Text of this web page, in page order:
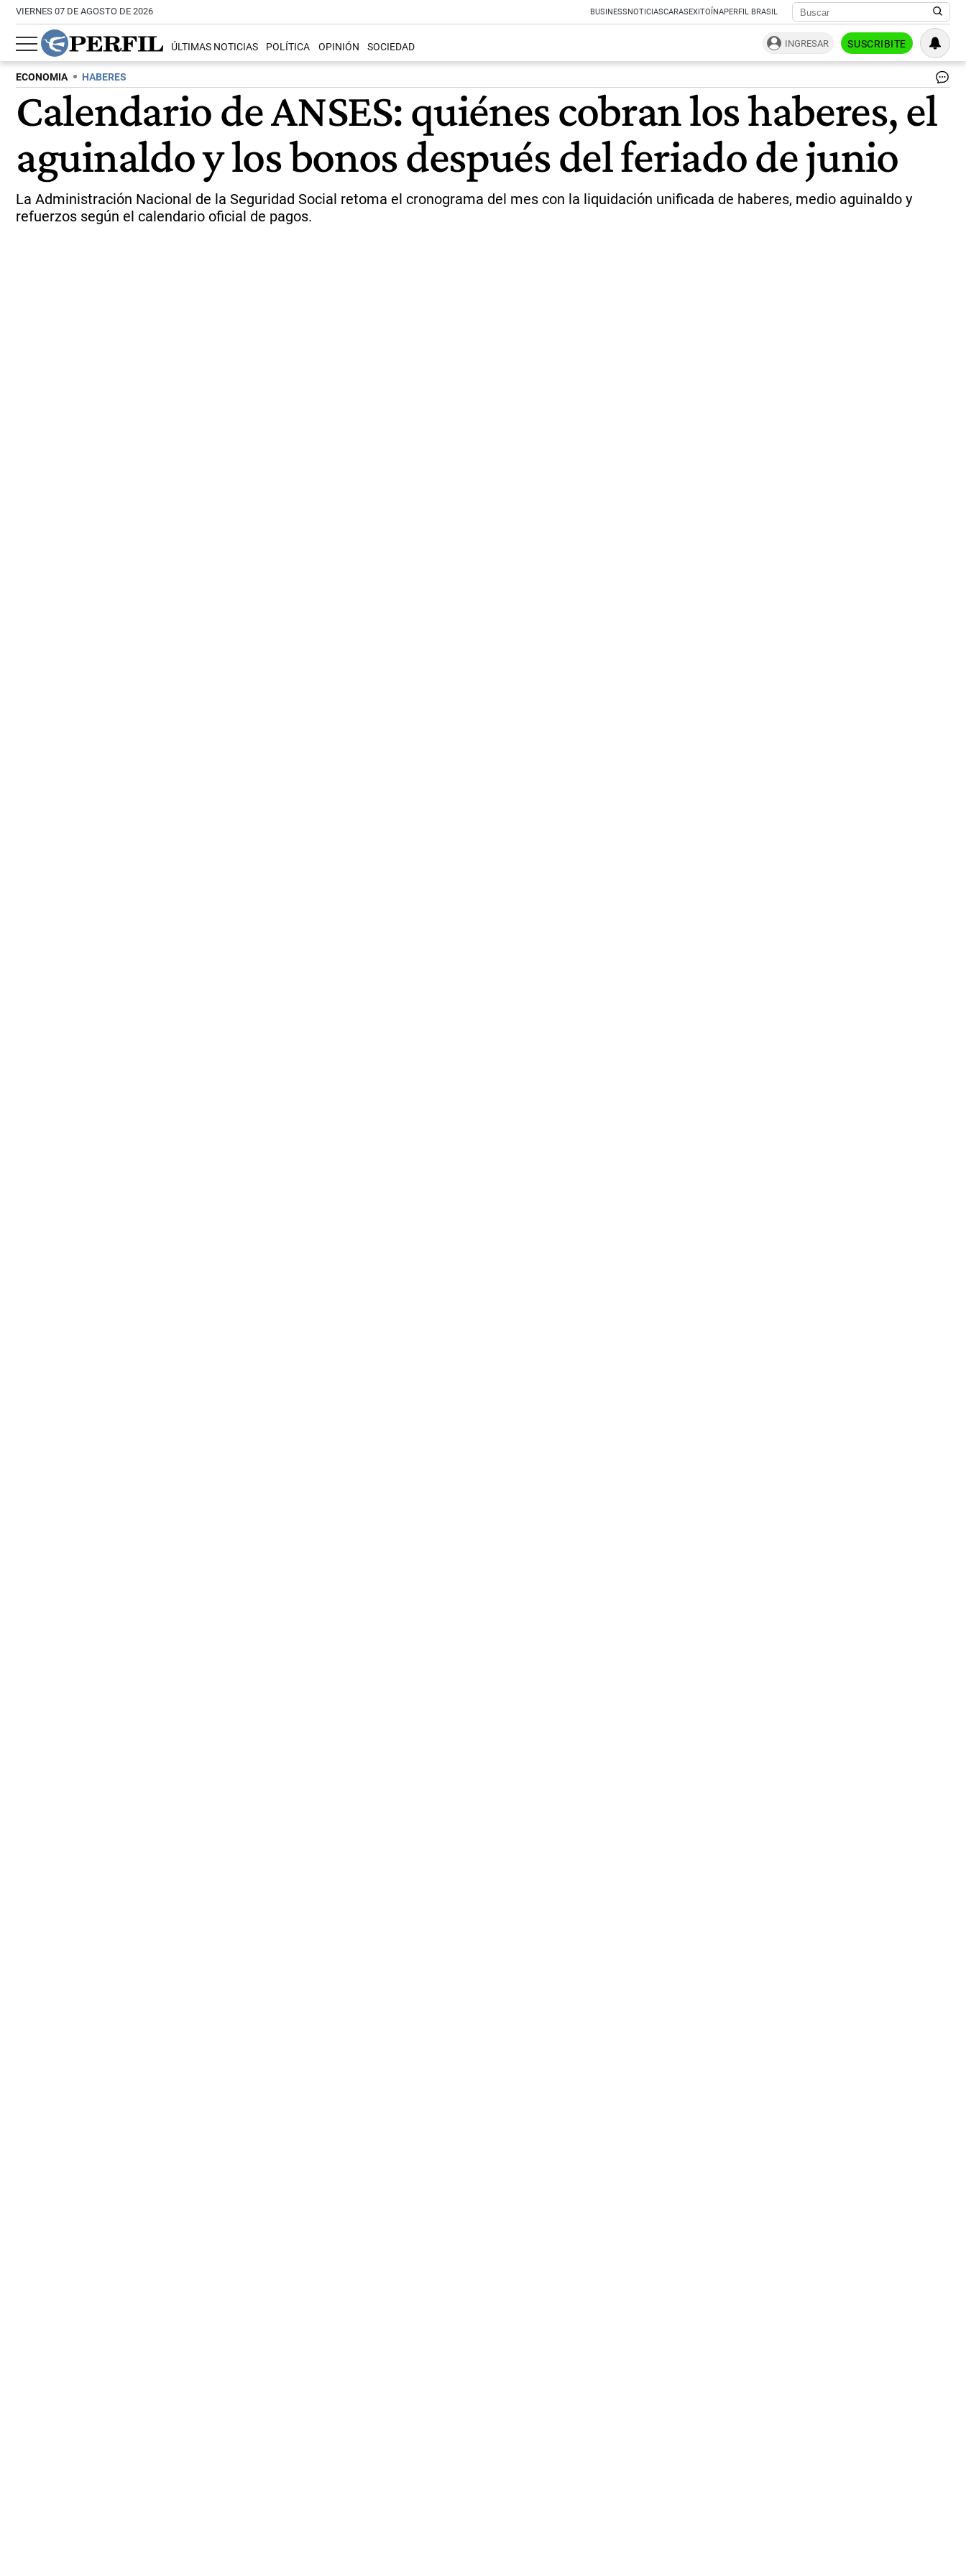
VIERNES 07 DE AGOSTO DE 2026 BUSINESSNOTICIASCARASEXITOÍNAPERFIL BRASIL
ÚLTIMAS NOTICIAS POLÍTICA OPINIÓN SOCIEDAD INGRESAR SUSCRIBITE
ECONOMIA HABERES
Calendario de ANSES: quiénes cobran los haberes, el
aguinaldo y los bonos después del feriado de junio
La Administración Nacional de la Seguridad Social retoma el cronograma del mes con la liquidación unificada de haberes, medio aguinaldo y
refuerzos según el calendario oficial de pagos.